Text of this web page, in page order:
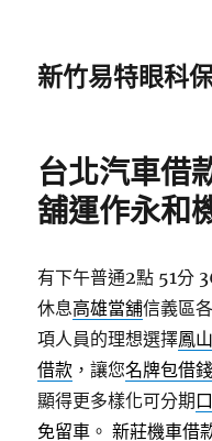
新竹易特眼科
台北汽車借
舖運作永和
有下午普通2點 51分
休息高雄當舖信義區
項人員的理想選擇鳳
借款 ，讓您名牌包借錢
顯得更多樣化可分期
免留車 。新莊機車借